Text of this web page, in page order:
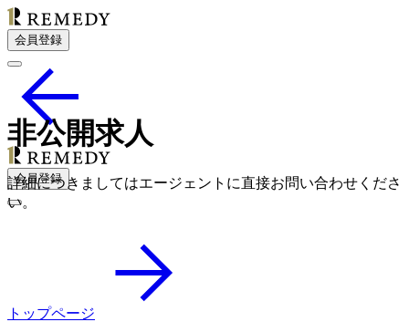
会員登録
会員登録
非公開求人
詳細につきましてはエージェントに直接お問い合わせくださ
い。
トップページ